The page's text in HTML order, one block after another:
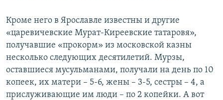
Кроме него в Ярославле известны и другие
«царевичевские Мурат-Киреевские татаровя»,
получавшие «прокорм» из московской казны
несколько следующих десятилетий. Мурзы,
оставшиеся мусульманами, получали на день по 10
копеек, их матери – 5-6, жены – 3-5, сестры – 4, а
прислуживающие им люди – по 2 копейки. А вот